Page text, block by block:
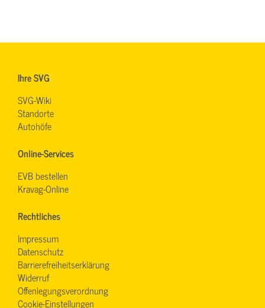
Ihre SVG
SVG-Wiki
Standorte
Autohöfe
Online-Services
EVB bestellen
Kravag-Online
Rechtliches
Impressum
Datenschutz
Barrierefreiheitserklärung
Widerruf
Offenlegungsverordnung
Cookie-Einstellungen